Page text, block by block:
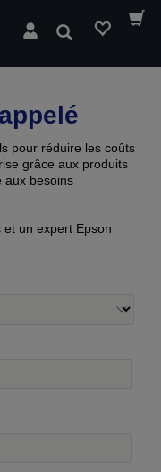
Rechercher
pour réduire les coûts
grâce aux produits
aux besoins
un expert Epson